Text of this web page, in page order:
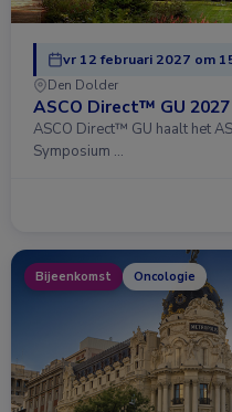
vr 12 februari 2027 om
Den Dolder
ASCO Direct™ GU 2027
ASCO Direct™ GU haalt het
Symposium …
Bijeenkomst Oncologie